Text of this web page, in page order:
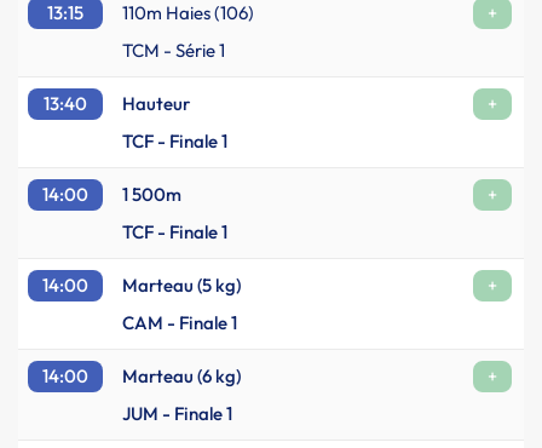
13:15 110m Haies (106)
+
TCM - Série 1
13:40 Hauteur
+
TCF - Finale 1
14:00 1 500m
+
TCF - Finale 1
14:00 Marteau (5 kg)
+
CAM - Finale 1
14:00 Marteau (6 kg)
+
JUM - Finale 1